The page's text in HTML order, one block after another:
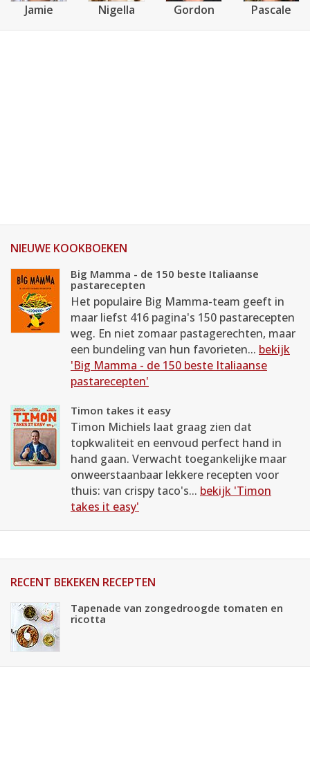
Jamie Nigella Gordon Pascale
NIEUWE KOOKBOEKEN
Big Mamma - de 150 beste Italiaanse
pastarecepten
Het populaire Big Mamma-team geeft in
maar liefst 416 pagina's 150 pastarecepten
weg. En niet zomaar pastagerechten, maar
een bundeling van hun favorieten... bekijk
'Big Mamma - de 150 beste Italiaanse
pastarecepten'
Timon takes it easy
Timon Michiels laat graag zien dat
topkwaliteit en eenvoud perfect hand in
hand gaan. Verwacht toegankelijke maar
onweerstaanbaar lekkere recepten voor
thuis: van crispy taco's... bekijk 'Timon
takes it easy'
RECENT BEKEKEN RECEPTEN
Tapenade van zongedroogde tomaten en
ricotta